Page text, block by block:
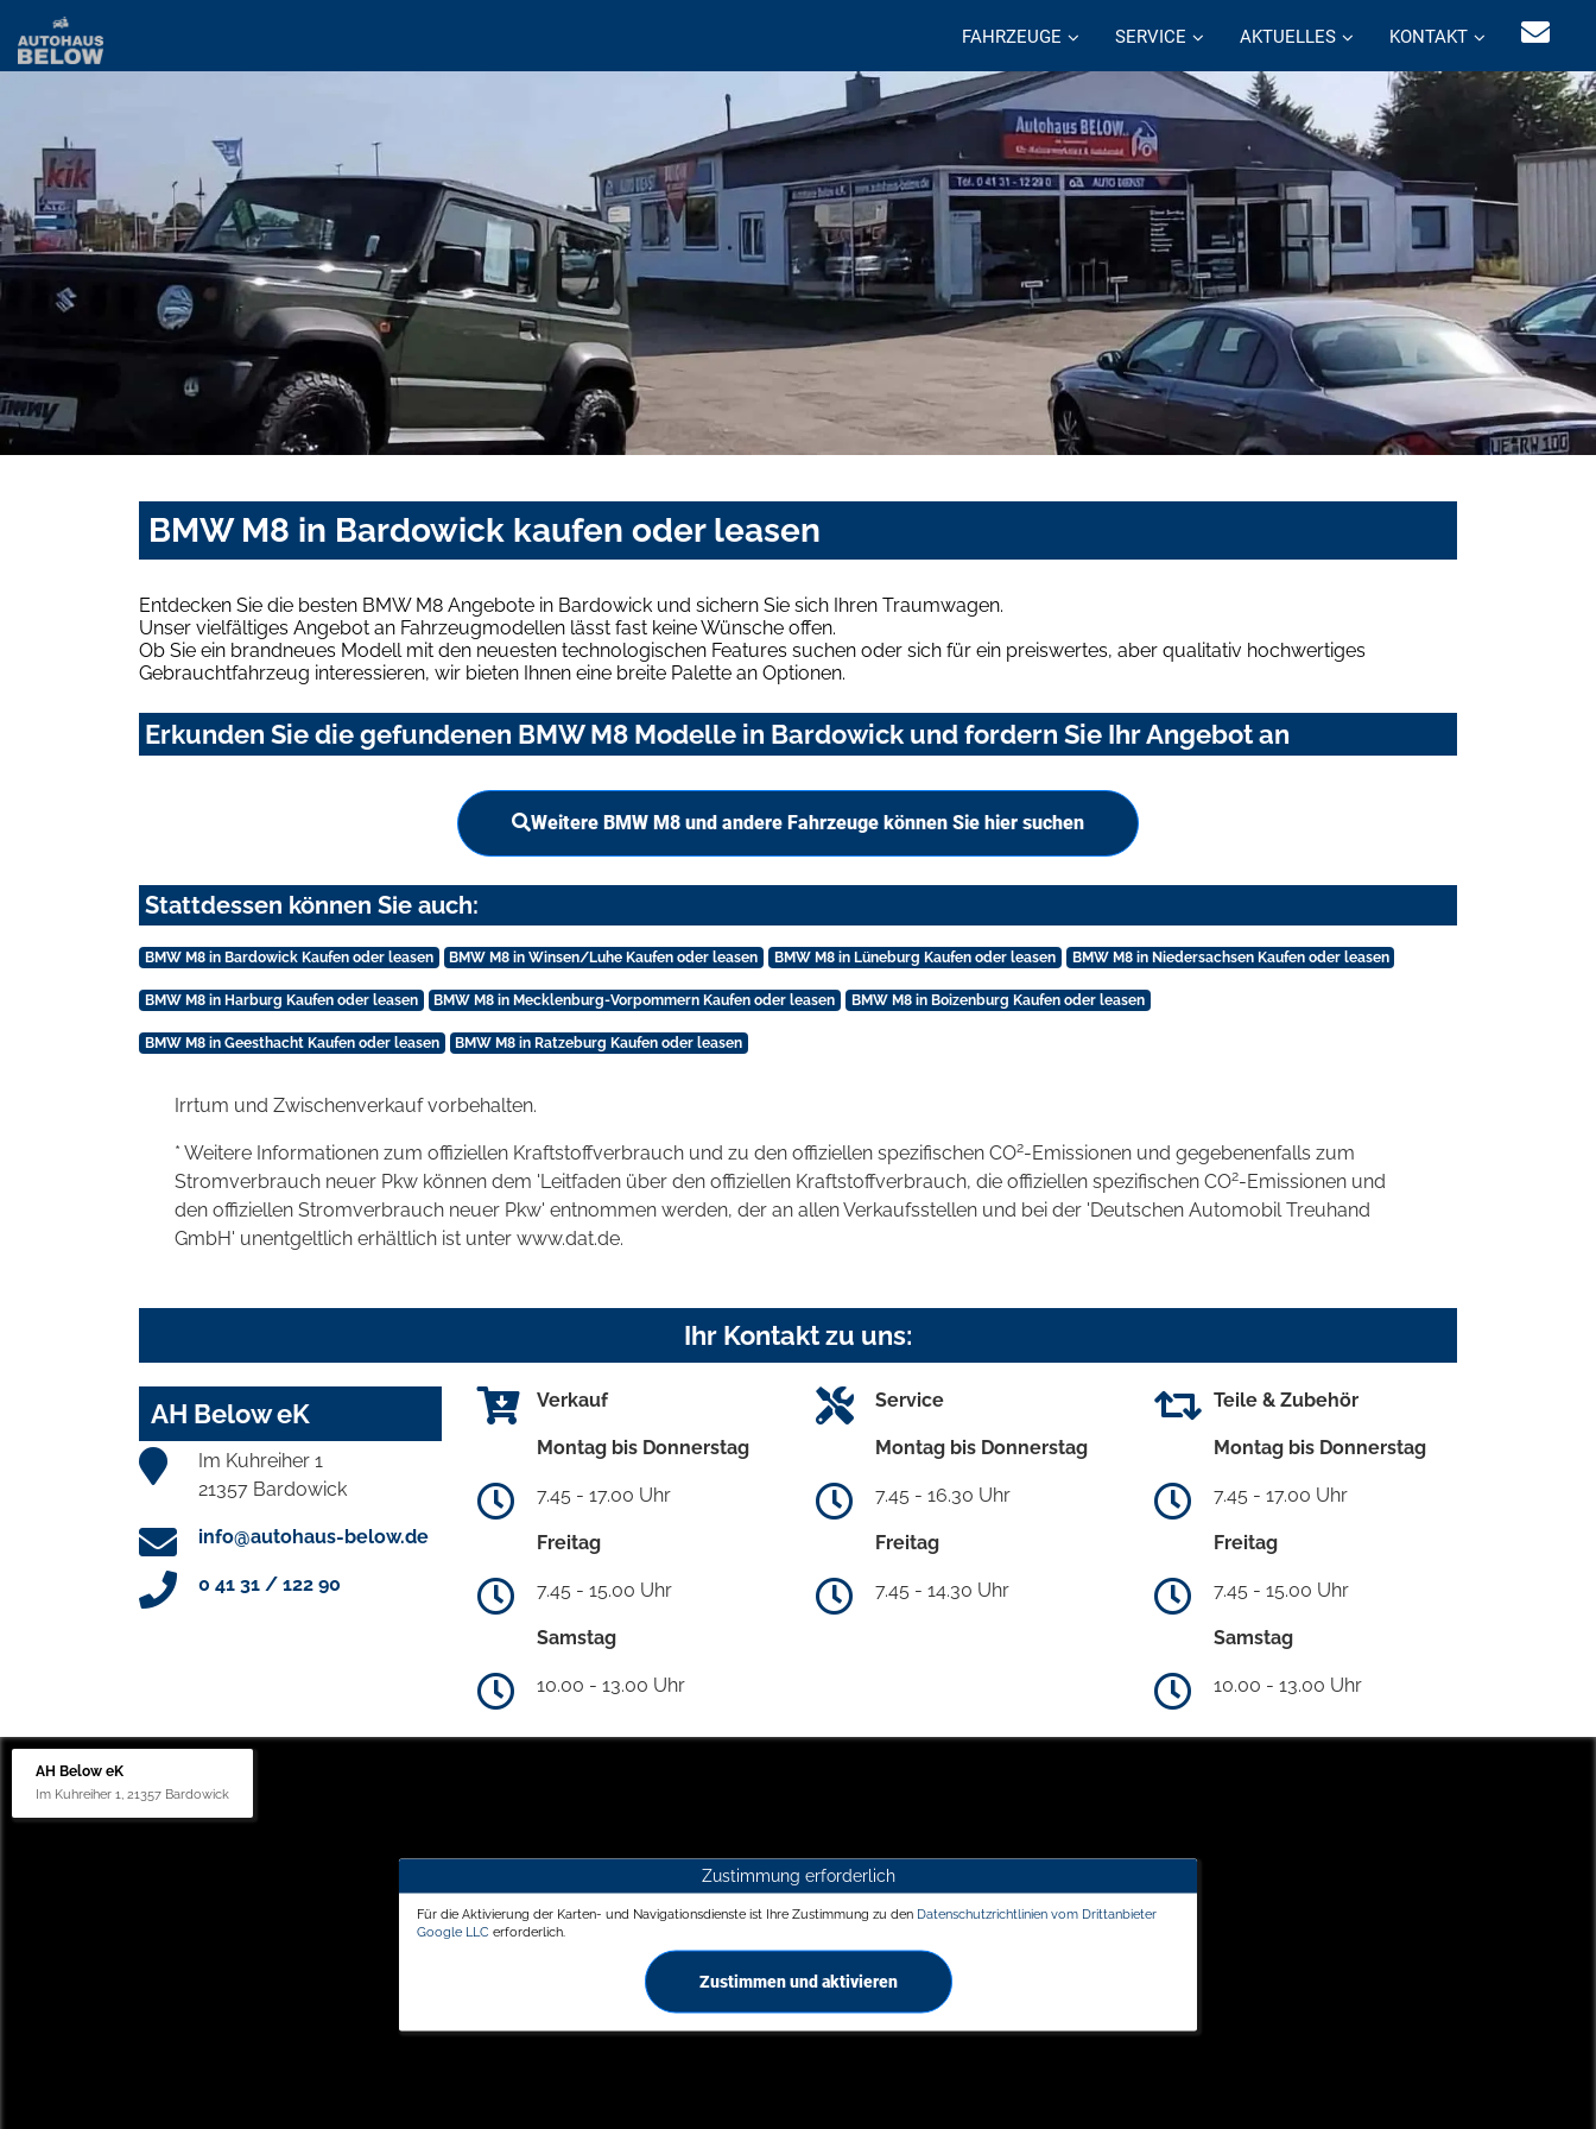
FAHRZEUGE SERVICE AKTUELLES KONTAKT
BMW M8 in Bardowick kaufen oder leasen
Entdecken Sie die besten BMW M8 Angebote in Bardowick und sichern Sie sich Ihren Traumwagen.
Unser vielfältiges Angebot an Fahrzeugmodellen lässt fast keine Wünsche offen.
Ob Sie ein brandneues Modell mit den neuesten technologischen Features suchen oder sich für ein preiswertes, aber qualitativ hochwertiges
Gebrauchtfahrzeug interessieren, wir bieten Ihnen eine breite Palette an Optionen.
Erkunden Sie die gefundenen BMW M8 Modelle in Bardowick und fordern Sie Ihr Angebot an
Weitere BMW M8 und andere Fahrzeuge können Sie hier suchen
Stattdessen können Sie auch:
BMW M8 in Bardowick Kaufen oder leasen BMW M8 in Winsen/Luhe Kaufen oder leasen BMW M8 in Lüneburg Kaufen oder leasen BMW M8 in Niedersachsen Kaufen oder leasen
BMW M8 in Harburg Kaufen oder leasen BMW M8 in Mecklenburg-Vorpommern Kaufen oder leasen BMW M8 in Boizenburg Kaufen oder leasen
BMW M8 in Geesthacht Kaufen oder leasen BMW M8 in Ratzeburg Kaufen oder leasen
Irrtum und Zwischenverkauf vorbehalten.
* Weitere Informationen zum offiziellen Kraftstoffverbrauch und zu den offiziellen spezifischen CO2-Emissionen und gegebenenfalls zum
Stromverbrauch neuer Pkw können dem 'Leitfaden über den offiziellen Kraftstoffverbrauch, die offiziellen spezifischen CO2-Emissionen und
den offiziellen Stromverbrauch neuer Pkw' entnommen werden, der an allen Verkaufsstellen und bei der 'Deutschen Automobil Treuhand
GmbH' unentgeltlich erhältlich ist unter www.dat.de.
Ihr Kontakt zu uns:
AH Below eK
Im Kuhreiher 1
21357 Bardowick
info@autohaus-below.de
0 41 31 / 122 90
Verkauf
Montag bis Donnerstag
7.45 - 17.00 Uhr
Freitag
7.45 - 15.00 Uhr
Samstag
10.00 - 13.00 Uhr
Service
Montag bis Donnerstag
7.45 - 16.30 Uhr
Freitag
7.45 - 14.30 Uhr
Teile & Zubehör
Montag bis Donnerstag
7.45 - 17.00 Uhr
Freitag
7.45 - 15.00 Uhr
Samstag
10.00 - 13.00 Uhr
AH Below eK
Im Kuhreiher 1, 21357 Bardowick
Zustimmung erforderlich
Für die Aktivierung der Karten- und Navigationsdienste ist Ihre Zustimmung zu den Datenschutzrichtlinien vom Drittanbieter
Google LLC erforderlich.
Zustimmen und aktivieren